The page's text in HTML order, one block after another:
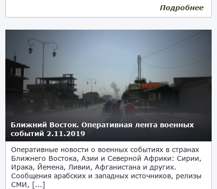
Подробнее
Ближний Восток. Оперативная лента военных
событий 2.11.2019
Оперативные новости о военных событиях в странах
Ближнего Востока, Азии и Северной Африки: Сирии,
Ирака, Йемена, Ливии, Афганистана и других.
Сообщения арабских и западных источников, релизы
СМИ, [...]